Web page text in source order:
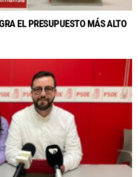
EL PRESUPUESTO MÁS ALTO